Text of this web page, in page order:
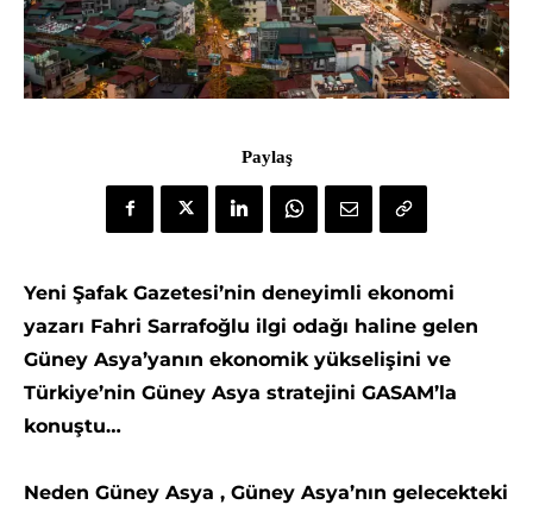
Paylaş
Yeni Şafak Gazetesi’nin deneyimli ekonomi
yazarı Fahri Sarrafoğlu ilgi odağı haline gelen
Güney Asya’yanın ekonomik yükselişini ve
Türkiye’nin Güney Asya stratejini GASAM’la
konuştu…
Neden Güney Asya , Güney Asya’nın gelecekteki